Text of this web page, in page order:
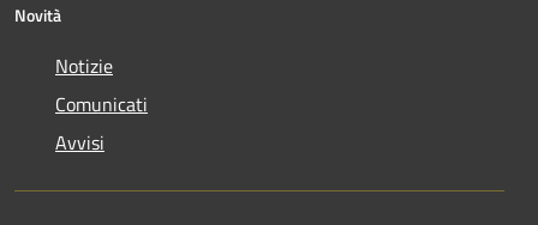
Novità
Notizie
Comunicati
Avvisi